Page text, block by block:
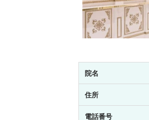
院名
住所
電話番号